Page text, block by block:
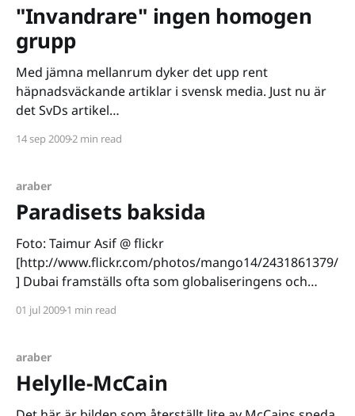
"Invandrare" ingen homogen
grupp
Med jämna mellanrum dyker det upp rent
häpnadsväckande artiklar i svensk media. Just nu är
det SvDs artikel
d] "Fremskrittspartiet kan få oväntat många
Är det verkligen så att svenska journalister än
14 sep 20092 min read
araber
Paradisets baksida
Foto: Taimur Asif @ flickr
[http://www.flickr.com/photos/mango14/2431861379/
] Dubai framställs ofta som globaliseringens och
skattefritt samhälle där entreprenörskap står i fokus.
perfekta samhället när man ser projekt som Burj
01 jul 20091 min read
araber
Helylle-McCain